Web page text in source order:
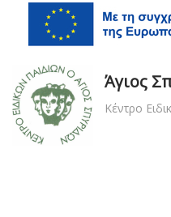
Άγιος
Κέντρο